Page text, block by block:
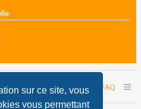
sur ce site, vous
vous permettant
FAQ
Nous contacter